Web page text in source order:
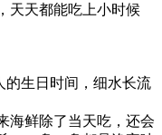
天天都能吃上小时候
的生日时间，细水长流
海鲜除了当天吃，还会